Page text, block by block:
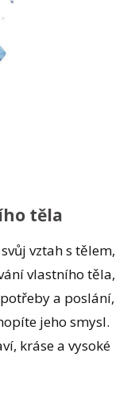
těla
vztah s tělem,
vlastního těla,
a poslání,
jeho smysl.
kráse a vysoké